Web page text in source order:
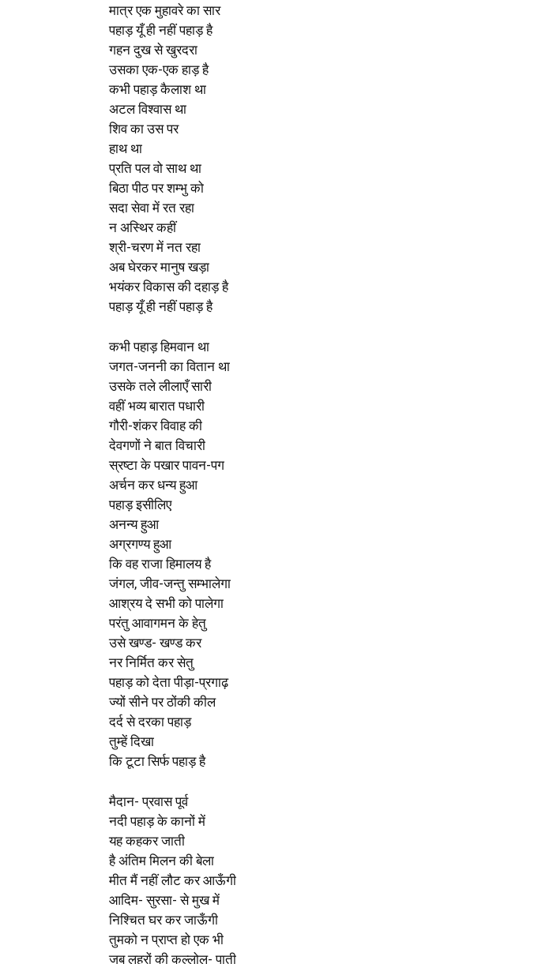
मात्र एक मुहावरे का सार
पहाड़ यूँ ही नहीं पहाड़ है
गहन दुख से खुरदरा
उसका एक-एक हाड़ है
कभी पहाड़ कैलाश था
अटल विश्वास था
शिव का उस पर
हाथ था
प्रति पल वो साथ था
बिठा पीठ पर शम्भु को
सदा सेवा में रत रहा
न अस्थिर कहीं
श्री-चरण में नत रहा
अब घेरकर मानुष खड़ा
भयंकर विकास की दहाड़ है
पहाड़ यूँ ही नहीं पहाड़ है
कभी पहाड़ हिमवान था
जगत-जननी का वितान था
उसके तले लीलाएँ सारी
वहीं भव्य बारात पधारी
गौरी-शंकर विवाह की
देवगणों ने बात विचारी
स्रष्टा के पखार पावन-पग
अर्चन कर धन्य हुआ
पहाड़ इसीलिए
अनन्य हुआ
अग्रगण्य हुआ
कि वह राजा हिमालय है
जंगल, जीव-जन्तु सम्भालेगा
आश्रय दे सभी को पालेगा
परंतु आवागमन के हेतु
उसे खण्ड- खण्ड कर
नर निर्मित कर सेतु
पहाड़ को देता पीड़ा-प्रगाढ़
ज्यों सीने पर ठोंकी कील
दर्द से दरका पहाड़
तुम्हें दिखा
कि टूटा सिर्फ पहाड़ है
मैदान- प्रवास पूर्व
नदी पहाड़ के कानों में
यह कहकर जाती
है अंतिम मिलन की बेला
मीत मैं नहीं लौट कर आऊँगी
आदिम- सुरसा- से मुख में
निश्चित घर कर जाऊँगी
तुमको न प्राप्त हो एक भी
जब लहरों की कल्लोल- पाती